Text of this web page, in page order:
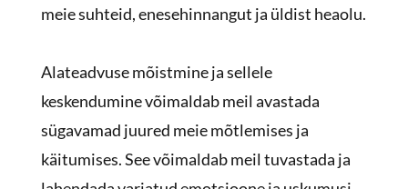
meie suhteid, enesehinnangut ja üldist heaolu.
Alateadvuse mõistmine ja sellele
keskendumine võimaldab meil avastada
sügavamad juured meie mõtlemises ja
käitumises. See võimaldab meil tuvastada ja